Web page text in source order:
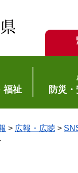
福祉 防災
> 広報・広聴 >